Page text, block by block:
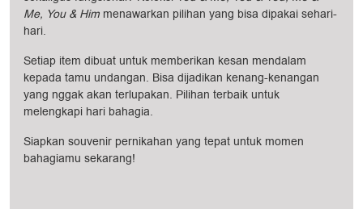
Me, You & Him menawarkan pilihan yang bisa dipakai sehari-
hari.
Setiap item dibuat untuk memberikan kesan mendalam
kepada tamu undangan. Bisa dijadikan kenang-kenangan
yang nggak akan terlupakan. Pilihan terbaik untuk
melengkapi hari bahagia.
Siapkan souvenir pernikahan yang tepat untuk momen
bahagiamu sekarang!